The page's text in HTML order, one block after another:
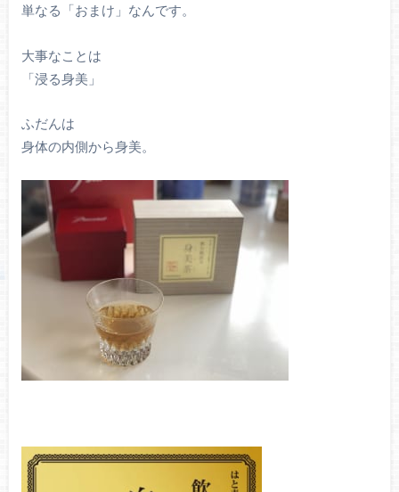
単なる「おまけ」なんです。
大事なことは
「浸る身美」
ふだんは
身体の内側から身美。